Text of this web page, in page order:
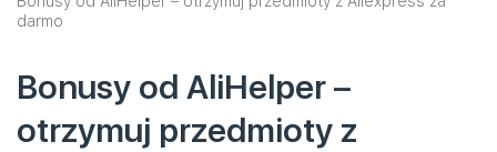
darmo
Bonusy od AliHelper –
otrzymuj przedmioty z